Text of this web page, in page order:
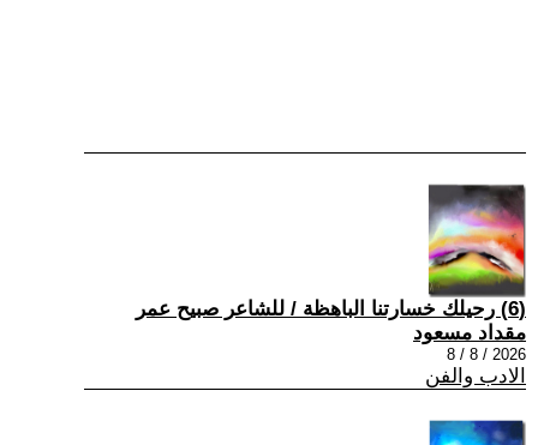
(6) رحيلك خسارتنا الباهظة / للشاعر صبيح عمر
مقداد مسعود
2026 / 8 / 8
الادب والفن